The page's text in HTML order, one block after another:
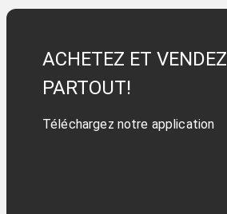
ACHETEZ ET VENDEZ
PARTOUT!
Téléchargez notre application